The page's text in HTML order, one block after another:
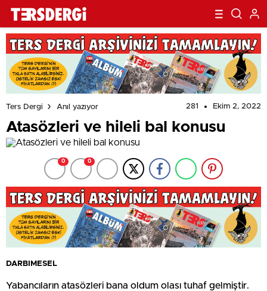
Ters Dergi Anıl yazıyor 281 Ekim 2, 2022
Atasözleri ve hileli bal konusu
0 0
DARBIMESEL
Yabancıların atasözleri bana oldum olası tuhaf gelmiştir.